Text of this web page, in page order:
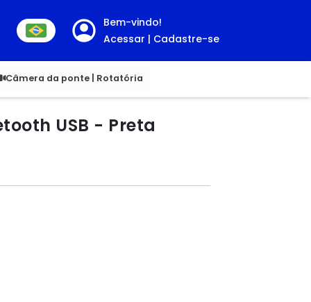
Bem-vindo!
Acessar | Cadastre-se
Câmera da ponte | Rotatória
USB - Preta